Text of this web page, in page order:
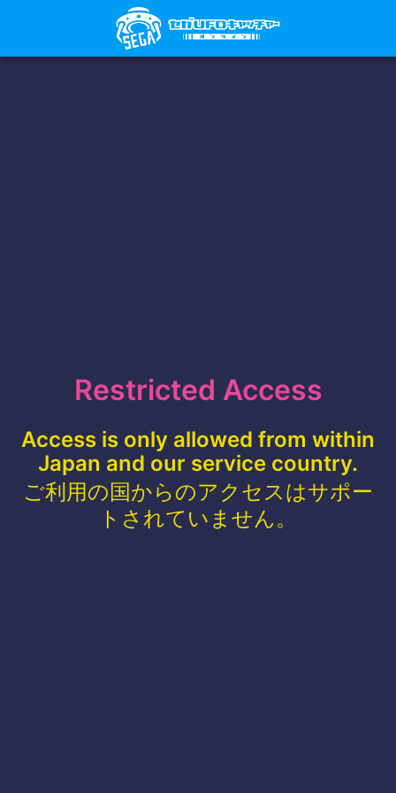
Restricted Access
Access is only allowed from within
Japan and our service country.
ご利用の国からのアクセスはサポー
トされていません。